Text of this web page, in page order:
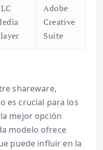
Adobe
Creative
Suite
shareware,
es crucial para los
mejor opción
modelo ofrece
puede influir en la